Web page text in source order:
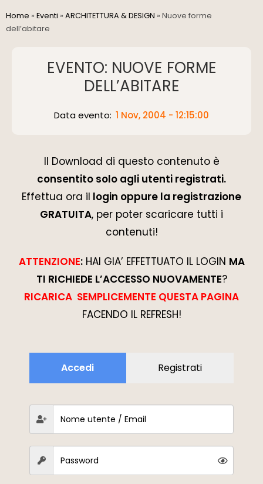
Home » Eventi » ARCHITETTURA & DESIGN » Nuove forme
dell’abitare
EVENTO: NUOVE FORME
DELL’ABITARE
Data evento: 1 Nov, 2004 - 12:15:00
Il Download di questo contenuto è
consentito solo agli utenti registrati.
Effettua ora il login oppure la registrazione
GRATUITA, per poter scaricare tutti i
contenuti!
ATTENZIONE:HAI GIA’ EFFETTUATO IL LOGIN MA
TI RICHIEDE L’ACCESSO NUOVAMENTE?
RICARICA SEMPLICEMENTE QUESTA PAGINA
FACENDO IL REFRESH!
Accedi Registrati